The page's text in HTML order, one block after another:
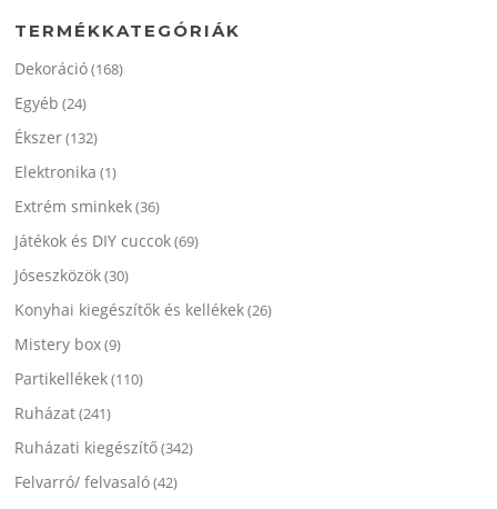
választhatók
TERMÉKKATEGÓRIÁK
Dekoráció(168)
Egyéb (24)
Ékszer(132)
Elektronika (1)
Extrém sminkek(36)
Játékok és DIY cuccok(69)
Jóseszközök(30)
Konyhai kiegészítők és kellékek(26)
Mistery box(9)
Partikellékek(110)
Ruházat(241)
Ruházati kiegészítő(342)
Felvarró/ felvasaló(42)